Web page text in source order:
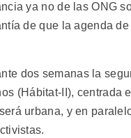
ya no de las ONG
de que la agenda
dos semanas la
(Hábitat-II), centrada
urbana, y en